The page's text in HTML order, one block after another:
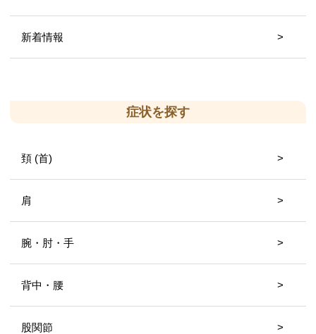
新着情報
症状を探す
頚 (首)
肩
腕・肘・手
背中・腰
股関節